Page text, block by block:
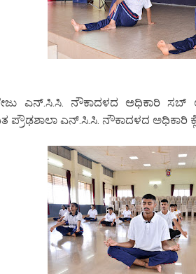
ಎನ್.ಸಿ.ಸಿ. ನೌಕಾದಳದ ಅಧಿಕಾರಿ
ಪ್ರೌಢಶಾಲಾ ಎನ್.ಸಿ.ಸಿ. ನೌಕಾದಳದ ಅಧಿಕಾರಿ